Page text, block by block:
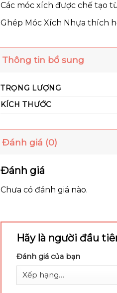
Các móc xích được chế tạo
Ghép Móc Xích Nhựa thích
Thông tin bổ sung
TRỌNG LƯỢNG
KÍCH THƯỚC
Đánh giá (0)
Đánh giá
Chưa có đánh giá nào.
Hãy là người đầu
Đánh giá của bạn